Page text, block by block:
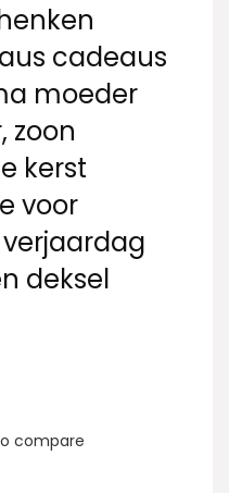
cadeaus
moeder
zoon
kerst
voor
deksel
compare